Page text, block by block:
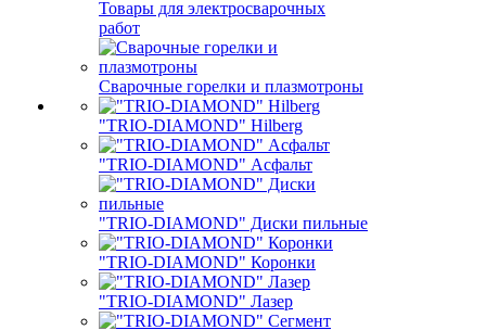
Товары для электросварочных
работ
Сварочные горелки и плазмотроны
"TRIO-DIAMOND" Hilberg
"TRIO-DIAMOND" Асфальт
"TRIO-DIAMOND" Диски пильные
"TRIO-DIAMOND" Коронки
"TRIO-DIAMOND" Лазер